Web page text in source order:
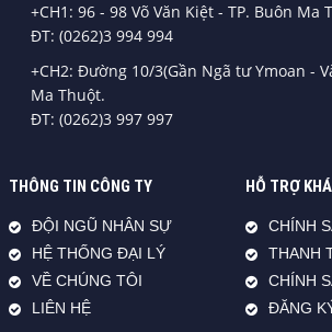
+CH1: 96 - 98 Võ Văn Kiệt - TP. Buôn Ma
ĐT: (0262)3 994 994
+CH2: Đường 10/3(Gần Ngã tư Ymoan -
Ma Thuột.
ĐT: (0262)3 997 997
THÔNG TIN CÔNG TY
ĐỘI NGŨ NHÂN SỰ
HỆ THỐNG ĐẠI LÝ
VỀ CHÚNG TÔI
LIÊN HỆ
HỖ TRỢ
CHÍNH
THANH
CHÍNH
ĐĂNG